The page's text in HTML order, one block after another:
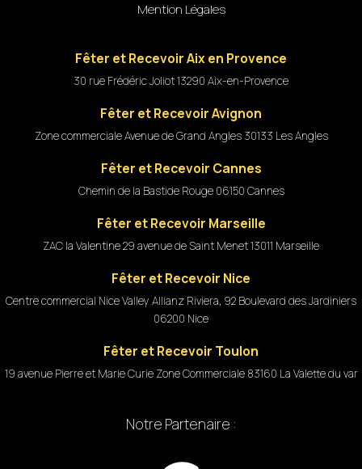
Mention Légales
Fêter et Recevoir Aix en Provence
30 rue Frédéric Joliot 13290 Aix-en-Provence
Fêter et Recevoir Avignon
Zone commerciale Avenue de Grand Angles 30133 Les Angles
Fêter et Recevoir Cannes
Chemin de la Bastide Rouge 06150 Cannes
Fêter et Recevoir Marseille
ZAC la Valentine 29 avenue de Saint Menet 13011 Marseille
Fêter et Recevoir Nice
Centre commercial Nice Valley Allianz Riviera, 92 Boulevard des Jardiniers
06200 Nice
Fêter et Recevoir Toulon
19 avenue Pierre et Marie Curie Zone Commerciale 83160 La Valette du var
Notre Partenaire :